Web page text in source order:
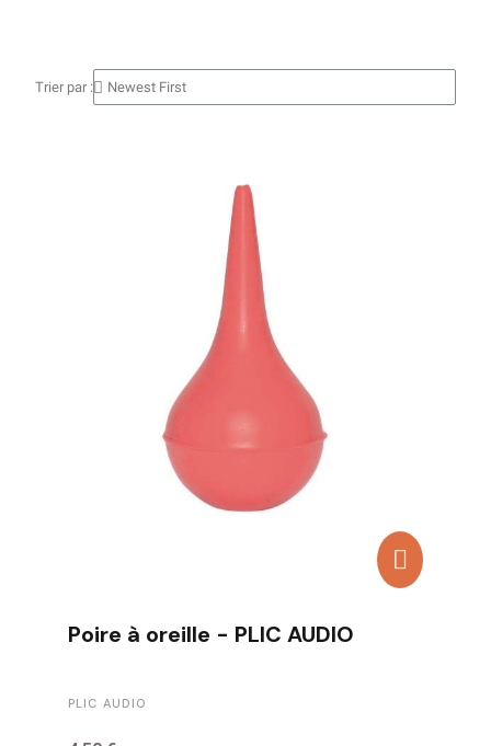
Trier par :
Poire à oreille - PLIC AUDIO
PLIC AUDIO